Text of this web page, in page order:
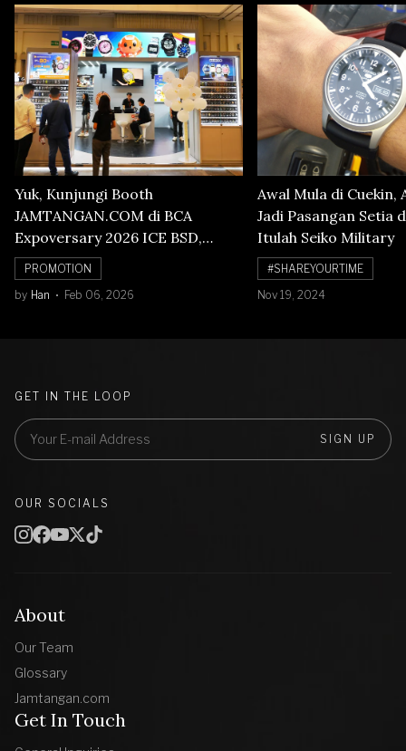
Yuk, Kunjungi Booth
JAMTANGAN.COM di BCA
Expoversary 2026 ICE BSD,
Banyak Diskon Jam Tangan,
Cuma Sampai 8 Februari!
PROMOTION
by Han Feb 06, 2026
Awal Mula di Cuekin,
Jadi Pasangan Setia
Itulah Seiko Military
#SHAREYOURTIME
Nov 19, 2024
About
Our Team
Glossary
Jamtangan.com
Get In Touch
GET IN THE LOOP
SIGN UP
OUR SOCIALS